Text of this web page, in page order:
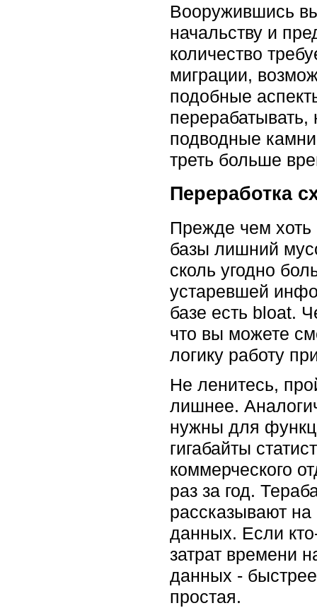
Вооружившись
начальству и
количество
миграции,
подобные
перерабатывать,
подводные
треть больше
Переработка
Прежде чем хоть
базы лишний
сколь угодно
устаревшей
базе есть bloat.
что вы можете
логику работу
Не ленитесь,
лишнее.
нужны для
гигабайты
коммерческого
раз за год.
рассказывают
данных. Если
затрат времени
данных -
простая.